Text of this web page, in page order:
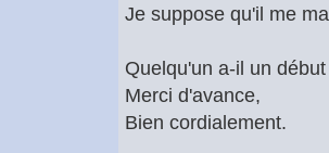
Je suppose qu'il me
Quelqu'un a-il un
Merci d'avance,
Bien cordialement.